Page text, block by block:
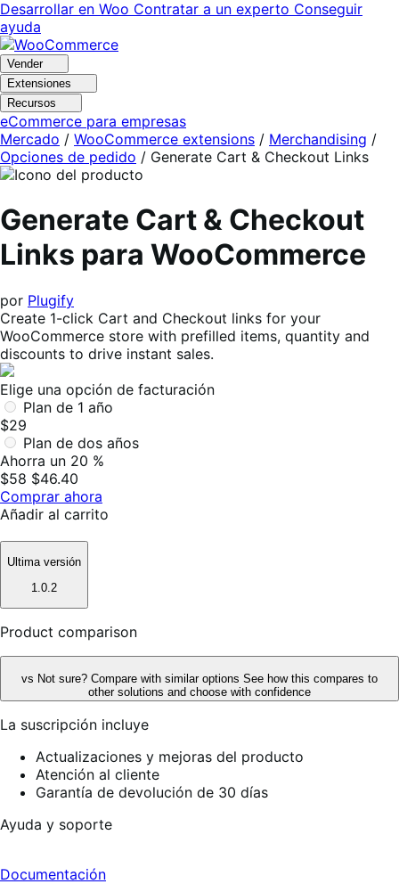
Ir
a
navegación
Saltar
al
contenido
Desarrollar en Woo Contratar a un experto Conseguir
ayuda
Vender
Extensiones
Recursos
eCommerce para empresas
Mercado / WooCommerce extensions / Merchandising /
Opciones de pedido / Generate Cart & Checkout Links
Generate Cart & Checkout
Links para WooCommerce
por Plugify
Create 1-click Cart and Checkout links for your
WooCommerce store with prefilled items, quantity and
discounts to drive instant sales.
Elige una opción de facturación
Plan de 1 año
$29
Plan de dos años
Ahorra un 20 %
$58 $46.40
Comprar ahora
Añadir al carrito
Ultima versión
1.0.2
Product comparison
vs Not sure? Compare with similar options See how this compares to
other solutions and choose with confidence
La suscripción incluye
Actualizaciones y mejoras del producto
Atención al cliente
Garantía de devolución de 30 días
Ayuda y soporte
Documentación